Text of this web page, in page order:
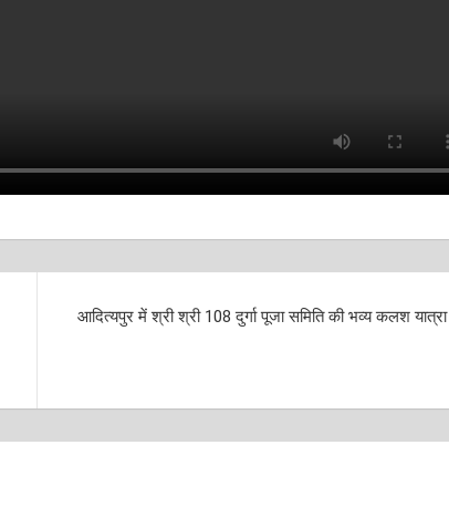
आदित्यपुर में श्री श्री 108 दुर्गा पूजा समिति की भव्य कलश यात्रा